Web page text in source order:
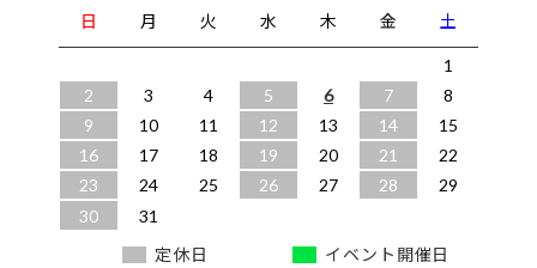
日
月 火 水 木 金
土
1
2
3 4 5 6 7
8
9
10 11 12 13 14
15
16
17 18 19 20 21
22
23
24 25 26 27 28
29
30
31
定休日
イベント開催日